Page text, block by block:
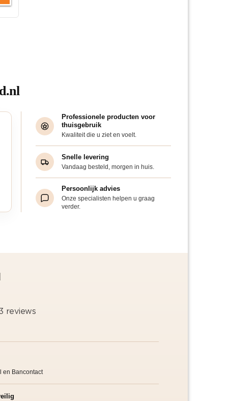
Professionele producten voor
thuisgebruik
Kwaliteit die u ziet en voelt.
Snelle levering
Vandaag besteld, morgen in huis.
Persoonlijk advies
Onze specialisten helpen u graag
verder.
en Bancontact